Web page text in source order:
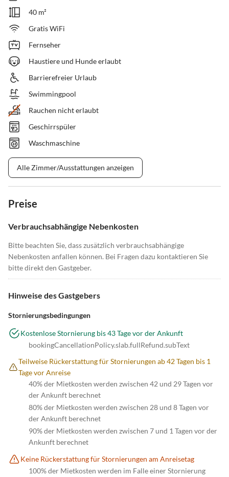
40 m²
Gratis WiFi
Fernseher
Haustiere und Hunde erlaubt
Barrierefreier Urlaub
Swimmingpool
Rauchen nicht erlaubt
Geschirrspüler
Waschmaschine
Alle Zimmer/Ausstattungen anzeigen
Preise
Verbrauchsabhängige Nebenkosten
Bitte beachten Sie, dass zusätzlich verbrauchsabhängige
Nebenkosten anfallen können. Bei Fragen dazu kontaktieren Sie
bitte direkt den Gastgeber.
Hinweise des Gastgebers
Stornierungsbedingungen
Kostenlose Stornierung bis 43 Tage vor der Ankunft
bookingCancellationPolicy.slab.fullRefund.subText
Teilweise Rückerstattung für Stornierungen ab 42 Tagen bis 1
Tage vor Anreise
40% der Mietkosten werden zwischen 42 und 29 Tagen vor
der Ankunft berechnet
80% der Mietkosten werden zwischen 28 und 8 Tagen vor
der Ankunft berechnet
90% der Mietkosten werden zwischen 7 und 1 Tagen vor der
Ankunft berechnet
Keine Rückerstattung für Stornierungen am Anreisetag
100% der Mietkosten werden im Falle einer Stornierung